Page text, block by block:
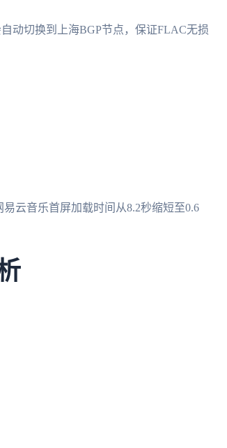
动切换到上海BGP节点，保证FLAC无损
云音乐首屏加载时间从8.2秒缩短至0.6